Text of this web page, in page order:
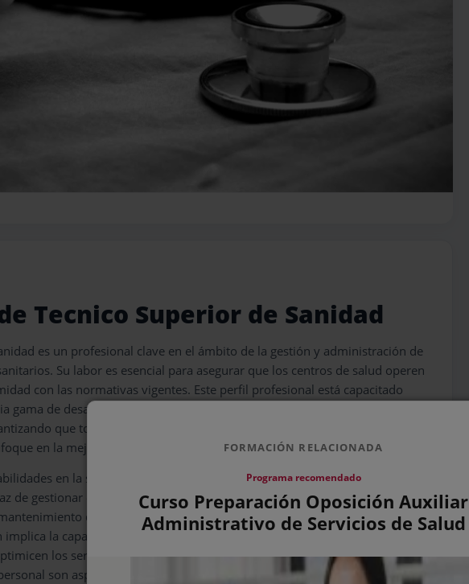
Tecnico Superior de Sanidad
es un profesional clave en el ámbito de la gestión y administración de
Su labor es esencial para asegurar que los centros de salud operen
con las normativas vigentes. Este perfil profesional está capacitado
gama de desafíos, desde la planificación estratégica hasta el control de las
que todos los procesos se realicen de acuerdo con los estándares
en la mejora continua.
en la supervisión y coordinación de actividades, el Técnico Superior
de gestionar eficientemente los recursos materiales y financieros. Esto
de equipos médicos, así como la gestión del presupuesto
la capacidad de analizar datos, elaborar informes detallados y
los servicios. La implementación de nuevas tecnologías y la
son aspectos clave en su trabajo, contribuyendo a la evolución y
FORMACIÓN RELACIONADA
Programa recomendado
Curso Preparación Oposición Auxiliar
Administrativo de Servicios de Salud